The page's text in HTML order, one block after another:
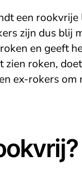
een rookvrije
zijn dus blij
en geeft
zien roken,
ex-rokers om